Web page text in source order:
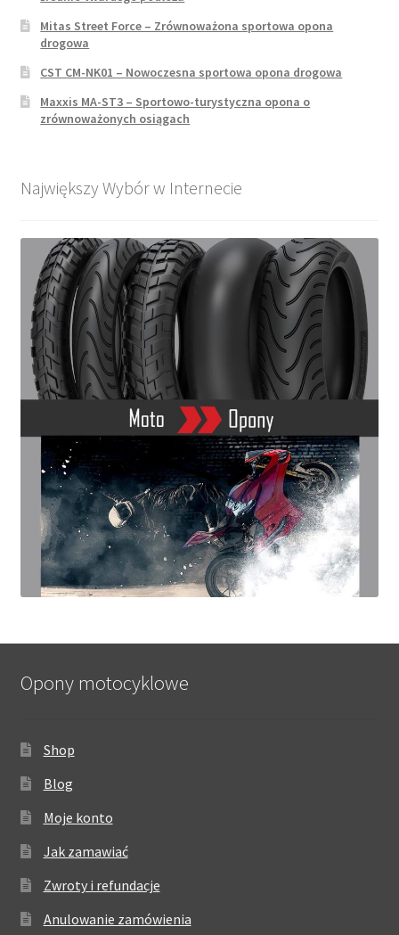
Mitas Street Force – Zrównoważona sportowa opona
drogowa
CST CM-NK01 – Nowoczesna sportowa opona drogowa
Maxxis MA-ST3 – Sportowo-turystyczna opona o
zrównoważonych osiągach
Największy Wybór w Internecie
Opony motocyklowe
Shop
Blog
Moje konto
Jak zamawiać
Zwroty i refundacje
Anulowanie zamówienia